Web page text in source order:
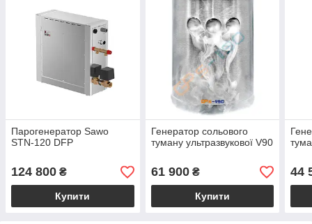
Парогенератор Sawo
STN-120 DFP
124 800 ₴
Купити
Генератор сольового
туману ультразвукової V90
61 900₴
Купити
44